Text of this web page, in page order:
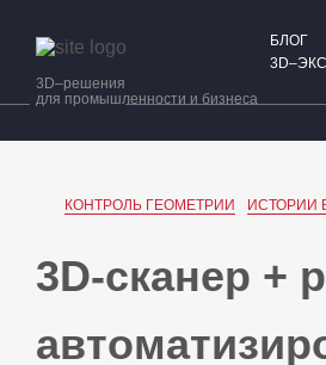
3D–решения
для промышленности и бизнеса
БЛОГ
КОНТРОЛЬ ГЕОМЕТРИИ ИСТОРИИ
3D-сканер +